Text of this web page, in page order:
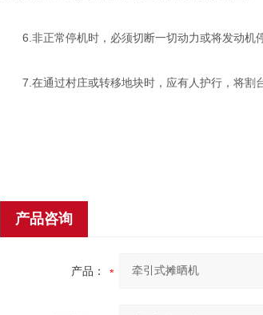
6.非正常停机时，必须切断一切动力或将发动机
7.在通过村庄或转移地块时，应有人护行，将割
产品咨询
产品：